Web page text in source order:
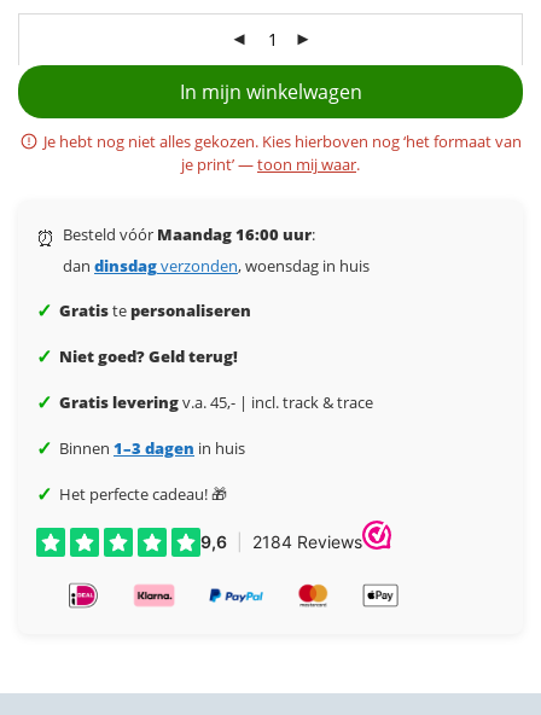
In mijn winkelwagen
Je hebt nog niet alles gekozen. Kies hierboven nog ‘het formaat van
je print’ —toon mij waar.
⏰ Besteld vóór Maandag 16:00 uur:
dan dinsdagverzonden, woensdag in huis
✓ Gratistepersonaliseren
✓ Niet goed? Geld terug!
✓ Gratis leveringv.a. 45,- | incl. track & trace
✓ Binnen 1–3 dagen in huis
✓ Het perfecte cadeau! 🎁